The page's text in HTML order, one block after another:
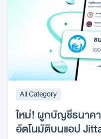
All Category
ใหม่! ผูกบัญชีธนาคา
อัตโนมัติบนแอป